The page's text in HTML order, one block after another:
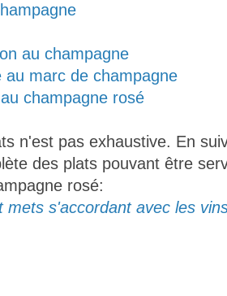
au champagne
au marc de champagne
champagne rosé
n'est pas exhaustive. En
des plats pouvant être
rosé:
mets s'accordant avec les